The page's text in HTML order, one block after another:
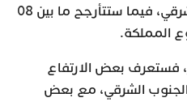
الصحراوية وأقصى الجنوب الشرقي، فيما ستتأرجح ما بين 08
فستعرف بعض الارتفاع
الشرقي، مع بعض